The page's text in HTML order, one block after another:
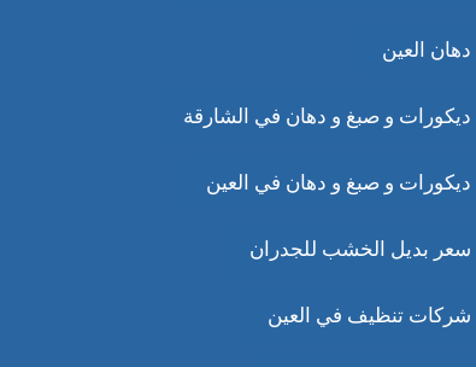
دهان العين
ديكورات و صبغ و دهان في الشارقة
ديكورات و صبغ و دهان في العين
سعر بديل الخشب للجدران
شركات تنظيف في العين